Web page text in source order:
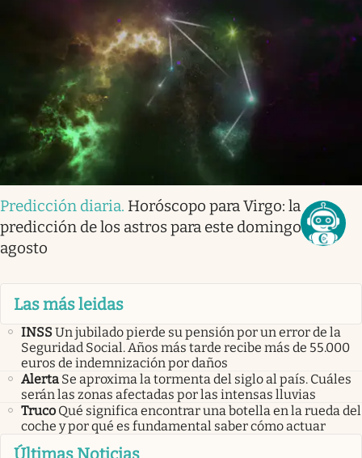
Predicción diaria. Horóscopo para Virgo: la
predicción de los astros para este domingo 9 de
agosto
Las más leidas
INSSUn jubilado pierde su pensión por un error de la
Seguridad Social. Años más tarde recibe más de 55.000
euros de indemnización por daños
Alerta Se aproxima la tormenta del siglo al país. Cuáles
serán las zonas afectadas por las intensas lluvias
Truco Qué significa encontrar una botella en la rueda del
coche y por qué es fundamental saber cómo actuar
Últimas Noticias